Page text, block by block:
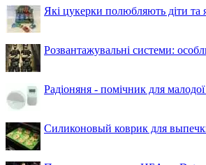
Які цукерки полюбляють діти та
Розвантажувальні системи:
Радіоняня - помічник для малодої
Силиконовый коврик для